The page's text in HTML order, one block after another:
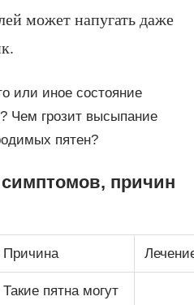
может напугать даже
или иное состояние
Чем грозит высыпание
пятен?
причин
Причина
Такие пятна могут